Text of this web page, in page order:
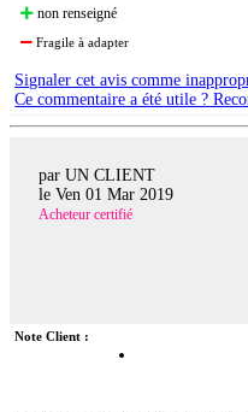
non renseigné
Fragile à adapter
Signaler cet avis comme
Ce commentaire a été utile ?
par UN CLIENT
le Ven 01 Mar 2019
Acheteur certifié
Note Client :